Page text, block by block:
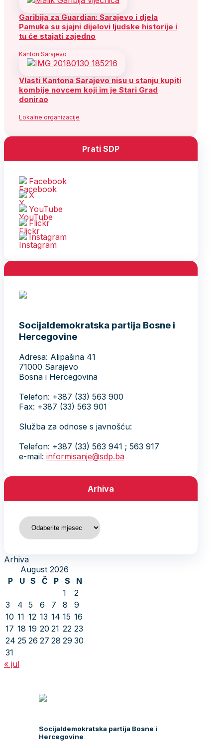
Garibija za Guardian: Sarajevo i djela
Pamuka su sjajni dijelovi ljudske historije i
tu će stajati zajedno
Kanton Sarajevo
Vlasti Kantona Sarajevo nisu u stanju kupiti
kombije novcem koji im je Stari Grad
donirao
Lokalne organizacije
Prati SDP
Facebook
X
YouTube
Flickr
Instagram
Socijaldemokratska partija Bosne i
Hercegovine
Adresa: Alipašina 41
71000 Sarajevo
Bosna i Hercegovina
Telefon: +387 (33) 563 900
Fax: +387 (33) 563 901
Služba za odnose s javnošću:
Telefon: +387 (33) 563 941 ; 563 917
e-mail: informisanje@sdp.ba
Arhiva
Arhiva
Arhiva
August 2026
P
U S Č P S
N
1
2
3
4 5 6 7 8
9
10 11 12 13 14 15 16
17 18 19 20 21 22 23
24 25 26 27 28 29 30
31
« jul
Socijaldemokratska partija Bosne i
Hercegovine